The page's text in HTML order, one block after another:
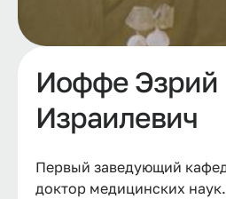
Иоффе Эзрий
Израилевич
Первый заведующий
доктор медицинских